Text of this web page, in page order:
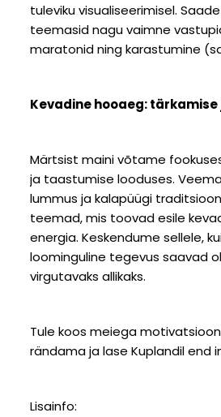
tuleviku visualiseerimisel.
teemasid nagu vaimne
maratonid ning karastumine
Kevadine hooaeg:
Märtsist maini võtame
ja taastumise looduses.
lummus ja kalapüügi
teemad, mis toovad esile
energia. Keskendume sellele,
loominguline tegevus saavad
virgutavaks allikaks.
Tule koos meiega
rändama ja lase Kuplandil end
Lisainfo: